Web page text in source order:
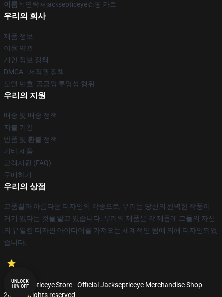
이름 *: 연락처jacksepticeye쇼핑 카트
우리의 회사
제품 정보
이용 약관
개인 정보 정책
DMCA - 저작권 정책
모델 번호: 공급망 투명성 행위
우리의 지원
배송 및 배송 정책
지불 기간
반품 및 환불 정책
기타 제품
고객지원 (FAQ)
구매하기
우리의 상점
고품질과 아름다운 디자인의 각종으로, 우리는 당신의 완벽한 작풍이
거기 있다는 것을 알고 있습니다. 우리의 제품은 각 제품에 그들의 자신
의 유일한 디자인 아이디어를 가져오는 세계적인 팀에 의해 디자인되었
습니다.
© Jacksepticeye Store - Official Jacksepticeye Merchandise Shop
2026 all rights reserved
UNLOCK
10% OFF